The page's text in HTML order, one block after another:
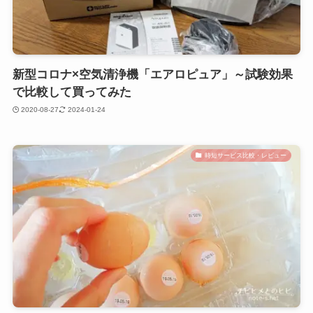
新型コロナ×空気清浄機「エアロピュア」～試験効果
で比較して買ってみた
2020-08-27 2024-01-24
時短サービス比較・レビュー